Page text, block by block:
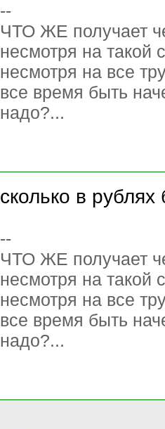
--
ЧТО ЖЕ получает
несмотря на такой
несмотря на все
все время быть
надо?...
сколько в рублях
--
ЧТО ЖЕ получает
несмотря на такой
несмотря на все
все время быть
надо?...